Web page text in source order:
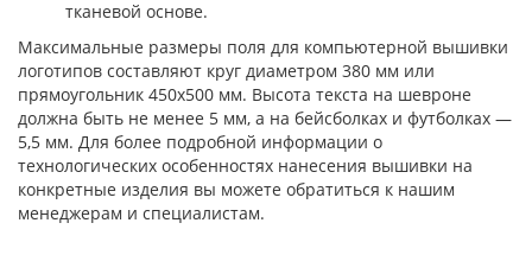
тканевой основе.
Максимальные размеры поля для компьютерной вышивки
логотипов составляют круг диаметром 380 мм или
прямоугольник 450x500 мм. Высота текста на шевроне
должна быть не менее 5 мм, а на бейсболках и футболках —
5,5 мм. Для более подробной информации о
технологических особенностях нанесения вышивки на
конкретные изделия вы можете обратиться к нашим
менеджерам и специалистам.